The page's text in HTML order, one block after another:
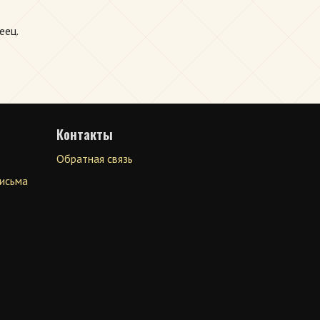
Контакты
Обратная связь